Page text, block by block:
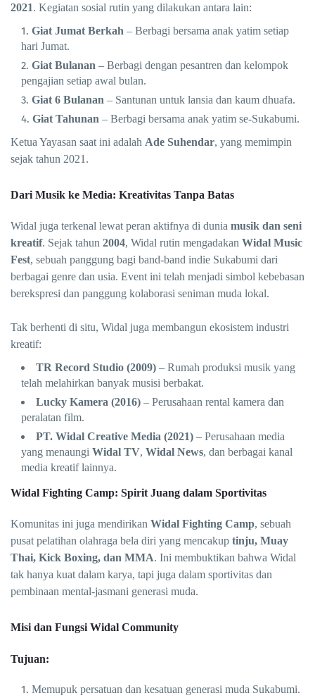
2021. Kegiatan sosial rutin yang dilakukan antara lain:
Giat Jumat Berkah – Berbagi bersama anak yatim setiap
hari Jumat.
Giat Bulanan – Berbagi dengan pesantren dan kelompok
pengajian setiap awal bulan.
Giat 6 Bulanan – Santunan untuk lansia dan kaum dhuafa.
Giat Tahunan – Berbagi bersama anak yatim se-Sukabumi.
Ketua Yayasan saat ini adalah Ade Suhendar, yang memimpin
sejak tahun 2021.
Dari Musik ke Media: Kreativitas Tanpa Batas
Widal juga terkenal lewat peran aktifnya di dunia musik dan seni
kreatif. Sejak tahun 2004, Widal rutin mengadakan Widal Music
Fest, sebuah panggung bagi band-band indie Sukabumi dari
berbagai genre dan usia. Event ini telah menjadi simbol kebebasan
berekspresi dan panggung kolaborasi seniman muda lokal.
Tak berhenti di situ, Widal juga membangun ekosistem industri
kreatif:
TR Record Studio (2009) – Rumah produksi musik yang
telah melahirkan banyak musisi berbakat.
Lucky Kamera (2016) – Perusahaan rental kamera dan
peralatan film.
PT. Widal Creative Media (2021) – Perusahaan media
yang menaungi Widal TV, Widal News, dan berbagai kanal
media kreatif lainnya.
Widal Fighting Camp: Spirit Juang dalam Sportivitas
Komunitas ini juga mendirikan Widal Fighting Camp, sebuah
pusat pelatihan olahraga bela diri yang mencakup tinju, Muay
Thai, Kick Boxing, dan MMA. Ini membuktikan bahwa Widal
tak hanya kuat dalam karya, tapi juga dalam sportivitas dan
pembinaan mental-jasmani generasi muda.
Misi dan Fungsi Widal Community
Tujuan:
Memupuk persatuan dan kesatuan generasi muda Sukabumi.